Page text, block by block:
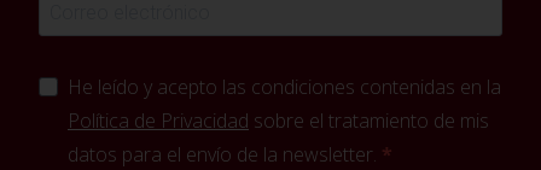
He leído y acepto las condiciones contenidas en la
Política de Privacidad sobre el tratamiento de mis
datos para el envío de la newsletter.